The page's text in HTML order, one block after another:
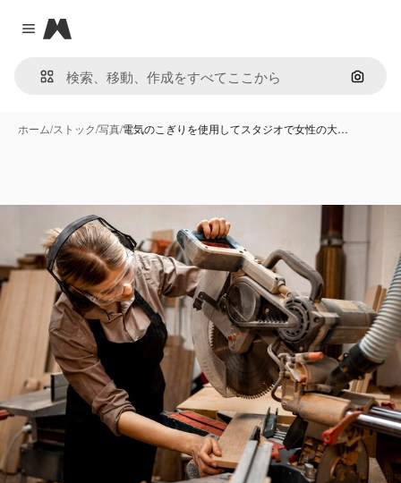
Close menu
Magnific
画像で
ホーム/ストック/写真/電気のこぎりを使用してスタジオで女性の大…